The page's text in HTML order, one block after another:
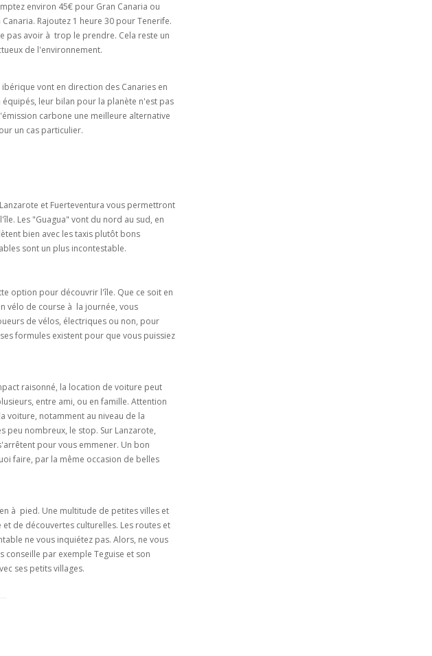
environ 45€ pour Gran Canaria ou
Rajoutez 1 heure 30 pour Tenerife.
pas avoir à trop le prendre. Cela reste un
de l'environnement.
vont en direction des Canaries en
leur bilan pour la planète n'est pas
carbone une meilleure alternative
un cas particulier.
et Fuerteventura vous permettront
Les "Guagua" vont du nord au sud, en
bien avec les taxis plutôt bons
sont un plus incontestable.
option pour découvrir l'île. Que ce soit en
vélo de course à la journée, vous
de vélos, électriques ou non, pour
formules existent pour que vous puissiez
raisonné, la location de voiture peut
entre ami, ou en famille. Attention
voiture, notamment au niveau de la
peu nombreux, le stop. Sur Lanzarote,
pour vous emmener. Un bon
faire, par la même occasion de belles
à pied. Une multitude de petites villes et
de découvertes culturelles. Les routes et
ne vous inquiétez pas. Alors, ne vous
conseille par exemple Teguise et son
ses petits villages.